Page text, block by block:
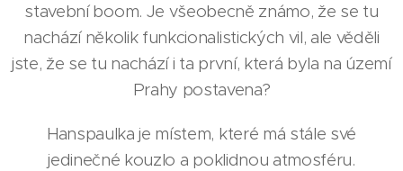
stavební boom. Je všeobecně známo, že se tu
nachází několik funkcionalistických vil, ale věděli
jste, že se tu nachází i ta první, která byla na území
Prahy postavena?
Hanspaulka je místem, které má stále své
jedinečné kouzlo a poklidnou atmosféru.